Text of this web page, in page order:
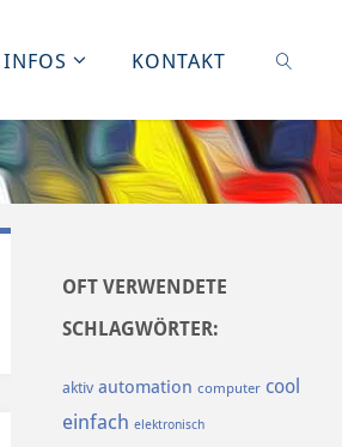
INFOS KONTAKT
OFT VERWENDETE
SCHLAGWÖRTER:
aktiv automation computer cool
einfach elektronisch